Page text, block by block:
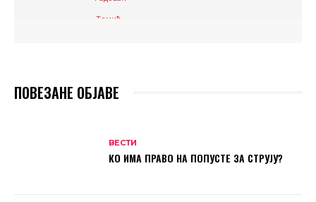
ПОВЕЗАНЕ ОБЈАВЕ
ВЕСТИ
КО ИМА ПРАВО НА ПОПУСТЕ ЗА СТРУЈУ?